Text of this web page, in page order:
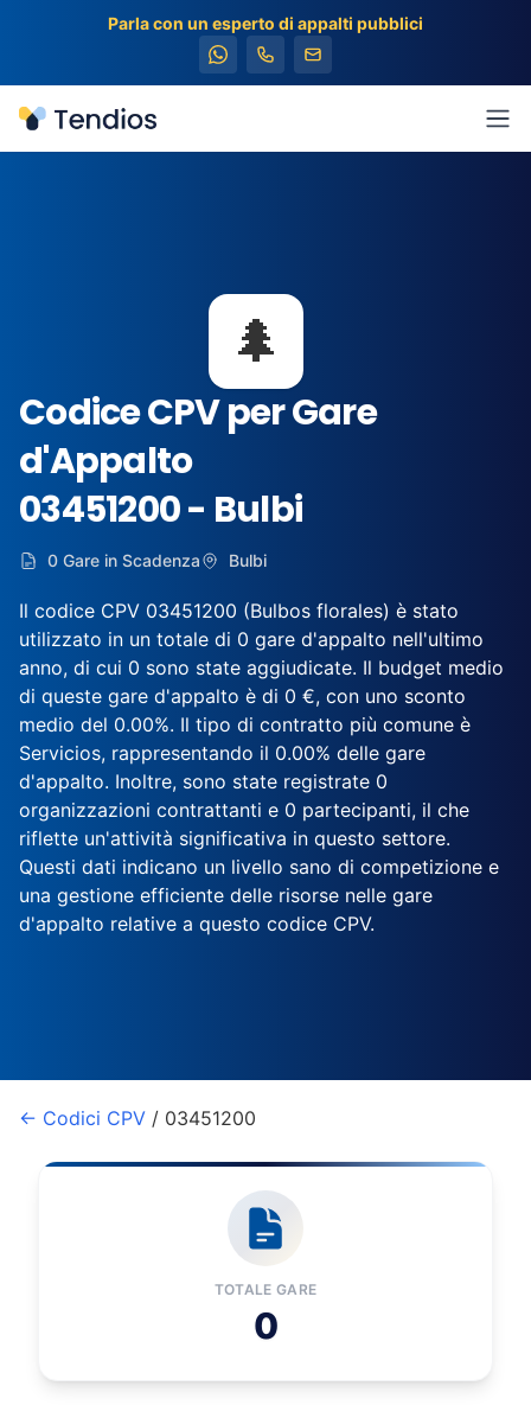
Parla con un esperto di appalti pubblici
Tendios
🌲
Codice CPV per Gare
d'Appalto
03451200 - Bulbi
0 Gare in Scadenza Bulbi
Il codice CPV 03451200 (Bulbos florales) è stato
utilizzato in un totale di 0 gare d'appalto nell'ultimo
anno, di cui 0 sono state aggiudicate. Il budget medio
di queste gare d'appalto è di 0 €, con uno sconto
medio del 0.00%. Il tipo di contratto più comune è
Servicios, rappresentando il 0.00% delle gare
d'appalto. Inoltre, sono state registrate 0
organizzazioni contrattanti e 0 partecipanti, il che
riflette un'attività significativa in questo settore.
Questi dati indicano un livello sano di competizione e
una gestione efficiente delle risorse nelle gare
d'appalto relative a questo codice CPV.
← Codici CPV / 03451200
TOTALE GARE
0